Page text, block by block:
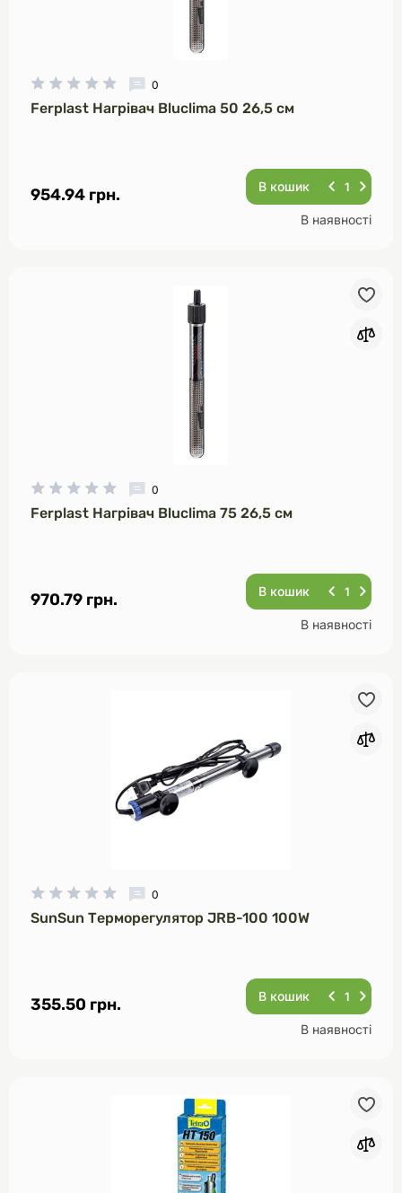
0
Ferplast Нагрівач Bluclima 50 26,5 см
954.94 грн. В кошик
В наявності
0
Ferplast Нагрівач Bluclima 75 26,5 см
970.79 грн. В кошик
В наявності
0
SunSun Терморегулятор JRB-100 100W
355.50 грн. В кошик
В наявності